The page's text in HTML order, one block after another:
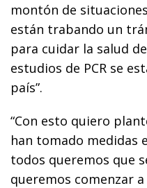
montón de
están trabando un
para cuidar la salud
estudios de PCR se
país”.
“Con esto quiero
han tomado medidas
todos queremos que
queremos comenzar